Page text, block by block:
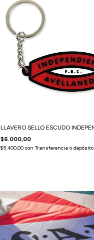
LLAVERO SELLO ESCUDO
$6.000,00
$5.400,00 con Transferencia o depósito